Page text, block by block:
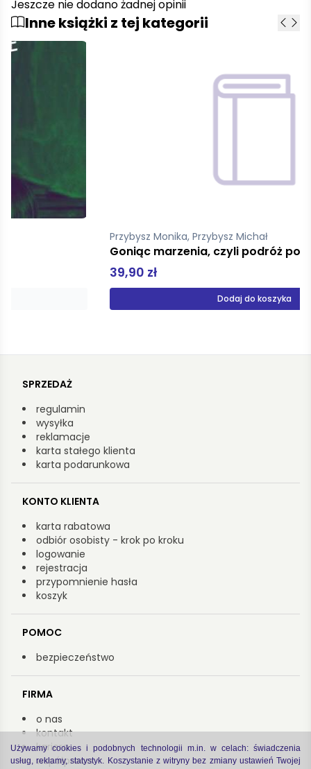
Używamy cookies i podobnych technologii m.in. w celach: świadczenia
usług, reklamy, statystyk. Koszystanie z witryny bez zmiany ustawień Twojej
Jeszcze nie dodano żadnej opinii
Inne książki z tej kategorii
Przybysz Monika, Przybysz Michał
Goniąc marzenia, czyli podróż poślubna dookoła świata
SPRZEDAŻ
regulamin
wysyłka
reklamacje
karta stałego klienta
karta podarunkowa
KONTO KLIENTA
karta rabatowa
odbiór osobisty - krok po kroku
logowanie
rejestracja
przypomnienie hasła
koszyk
POMOC
bezpieczeństwo
FIRMA
o nas
kontakt
kariera
współpraca